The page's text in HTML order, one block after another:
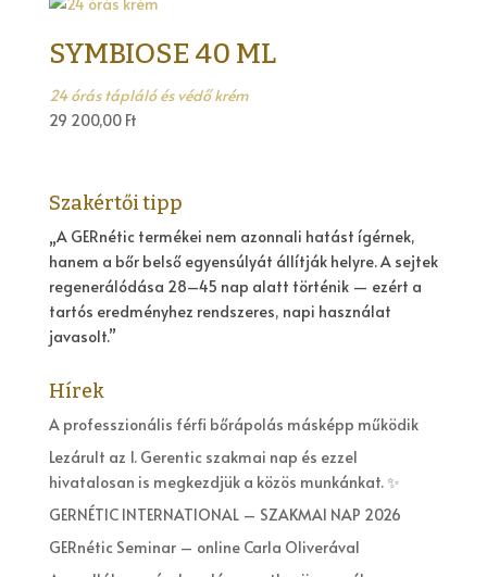
SYMBIOSE 40 ML
24 órás tápláló és védő krém
29 200,00 Ft
Szakértői tipp
„A GERnétic termékei nem azonnali hatást ígérnek,
hanem a bőr belső egyensúlyát állítják helyre. A sejtek
regenerálódása 28–45 nap alatt történik — ezért a
tartós eredményhez rendszeres, napi használat
javasolt.”
Hírek
A professzionális férfi bőrápolás másképp működik
Lezárult az 1. Gerentic szakmai nap és ezzel
hivatalosan is megkezdjük a közös munkánkat. ✨
GERNÉTIC INTERNATIONAL – SZAKMAI NAP 2026
GERnétic Seminar – online Carla Oliverával